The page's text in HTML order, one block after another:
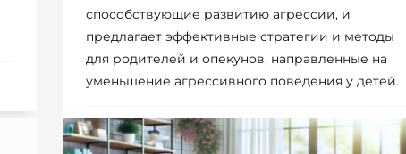
способствующие развитию агрессии, и
предлагает эффективные стратегии и методы
для родителей и опекунов, направленные на
уменьшение агрессивного поведения у детей.
ОПУБЛИКОВАНО ВРОДИТЕЛИ / ДЕТИ
МЕТКИ: РАЗВИТИЕ РЕБЕНКА